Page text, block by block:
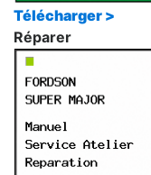
Télécharger >
Réparer